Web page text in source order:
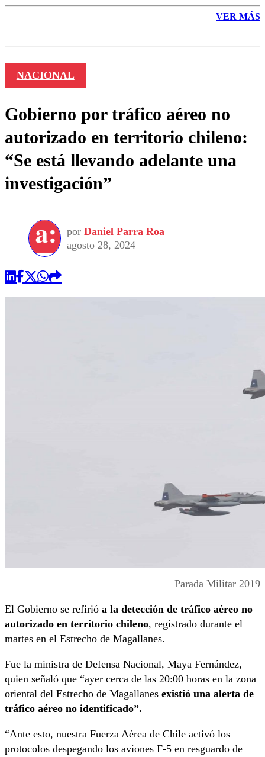
VER MÁS
NACIONAL
Gobierno por tráfico aéreo no
autorizado en territorio chileno:
“Se está llevando adelante una
investigación”
por Daniel Parra Roa
agosto 28, 2024
Parada Militar 2019
El Gobierno se refirió a la detección de tráfico aéreo no
autorizado en territorio chileno, registrado durante el
martes en el Estrecho de Magallanes.
Fue la ministra de Defensa Nacional, Maya Fernández,
quien señaló que “ayer cerca de las 20:00 horas en la zona
oriental del Estrecho de Magallanes existió una alerta de
tráfico aéreo no identificado”.
“Ante esto, nuestra Fuerza Aérea de Chile activó los
protocolos despegando los aviones F-5 en resguardo de